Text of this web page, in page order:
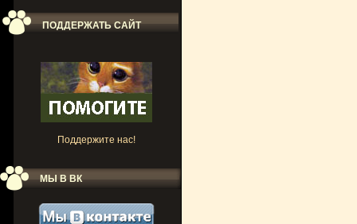
ПОДДЕРЖАТЬ САЙТ
Поддержите нас!
МЫ В ВК